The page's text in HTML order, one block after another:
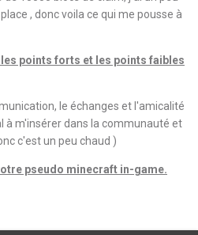
, donc voila ce qui me pousse à
points forts et les points faibles
le échanges et l'amicalité
à m'insérer dans la communauté et
c'est un peu chaud )
pseudo minecraft in-game.